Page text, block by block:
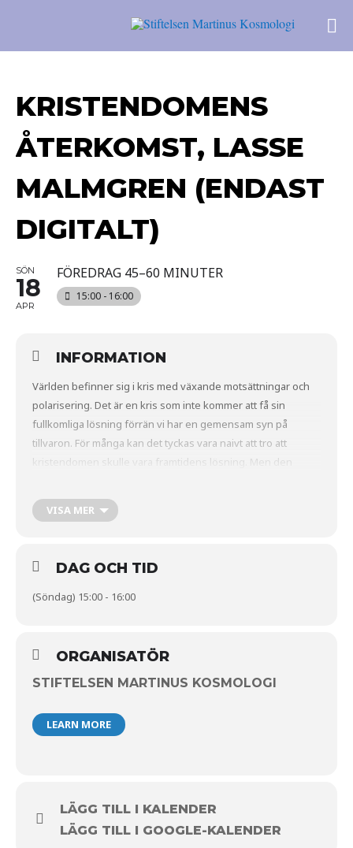
KRISTENDOMENS
ÅTERKOMST, LASSE
MALMGREN (ENDAST
DIGITALT)
SÖN
18
APR
FÖREDRAG 45–60 MINUTER
15:00 - 16:00
INFORMATION
Världen befinner sig i kris med växande motsättningar och
polarisering. Det är en kris som inte kommer att få sin
fullkomliga lösning förrän vi har en gemensam syn på
tillvaron. För många kan det tyckas vara naivt att tro att
kristendomen skulle vara framtidens lösning. Men den
vetenskap och intellektualitet.
VISA MER
DAG OCH TID
(Söndag) 15:00 - 16:00
ORGANISATÖR
STIFTELSEN MARTINUS KOSMOLOGI
LEARN MORE
LÄGG TILL I KALENDER
LÄGG TILL I GOOGLE-KALENDER